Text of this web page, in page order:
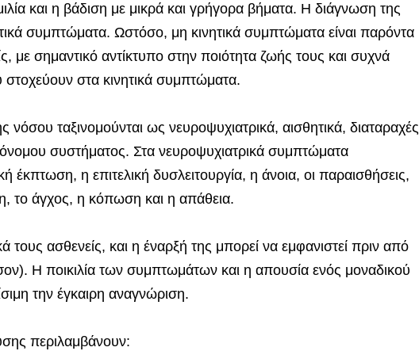
και η βάδιση με μικρά και γρήγορα βήματα. Η διάγνωση της
συμπτώματα. Ωστόσο, μη κινητικά συμπτώματα είναι παρόντα
με σημαντικό αντίκτυπο στην ποιότητα ζωής τους και συχνά
στοχεύουν στα κινητικά συμπτώματα.
νόσου ταξινομούνται ως νευροψυχιατρικά, αισθητικά, διαταραχές
συστήματος. Στα νευροψυχιατρικά συμπτώματα
έκπτωση, η επιτελική δυσλειτουργία, η άνοια, οι παραισθήσεις,
το άγχος, η κόπωση και η απάθεια.
τους ασθενείς, και η έναρξή της μπορεί να εμφανιστεί πριν από
Η ποικιλία των συμπτωμάτων και η απουσία ενός μοναδικού
την έγκαιρη αναγνώριση.
περιλαμβάνουν: